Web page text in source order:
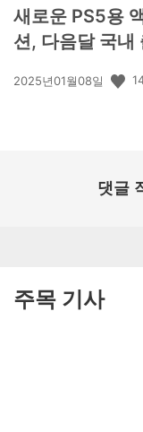
새로운 PS5용
션, 다음달 국내
공
2025년01월08일
댓글
주목 기사